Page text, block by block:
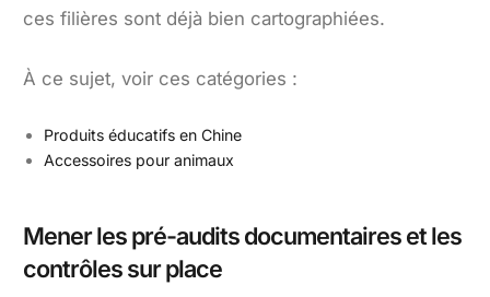
ces filières sont déjà bien cartographiées.
À ce sujet, voir ces catégories :
Produits éducatifs en Chine
Accessoires pour animaux
Mener les pré-audits documentaires et les
contrôles sur place